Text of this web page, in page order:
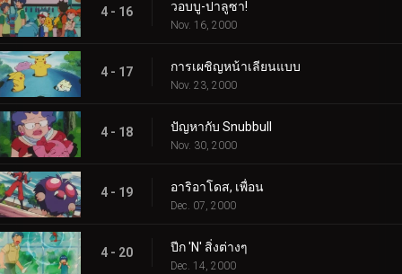
4 - 16 วอบบู-ปาลูซา!
Nov. 16, 2000
4 - 17 การเผชิญหน้าเลียนแบบ
Nov. 23, 2000
4 - 18 ปัญหากับ Snubbull
Nov. 30, 2000
4 - 19 อาริอาโดส, เพื่อน
Dec. 07, 2000
4 - 20 ปีก 'N' สิ่งต่างๆ
Dec. 14, 2000